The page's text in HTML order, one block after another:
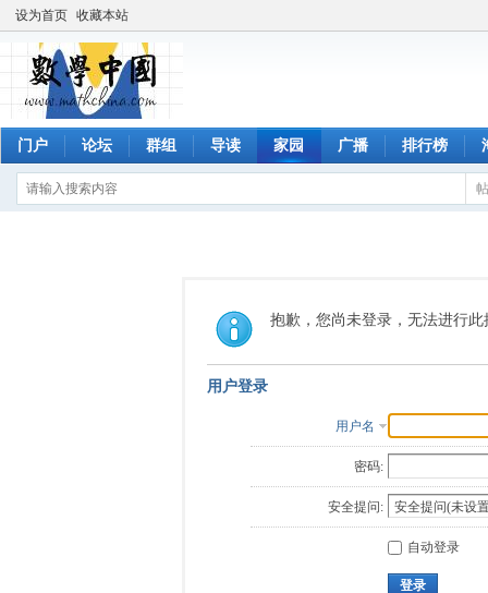
设为首页 收藏本站
门户 论坛 群组 导读 家园 广播 排行榜
抱歉，您尚未登录，无法进行此
用户登录
用户名
密码:
安全提问:
自动登录
登录